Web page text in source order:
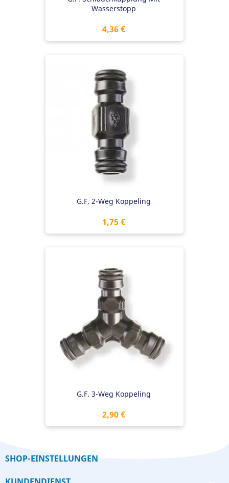
Wasserstopp
Preis
4,36 €
G.F. 2-Weg Koppeling
Preis
1,75 €
G.F. 3-Weg Koppeling
Preis
2,90 €
SHOP-EINSTELLUNGEN